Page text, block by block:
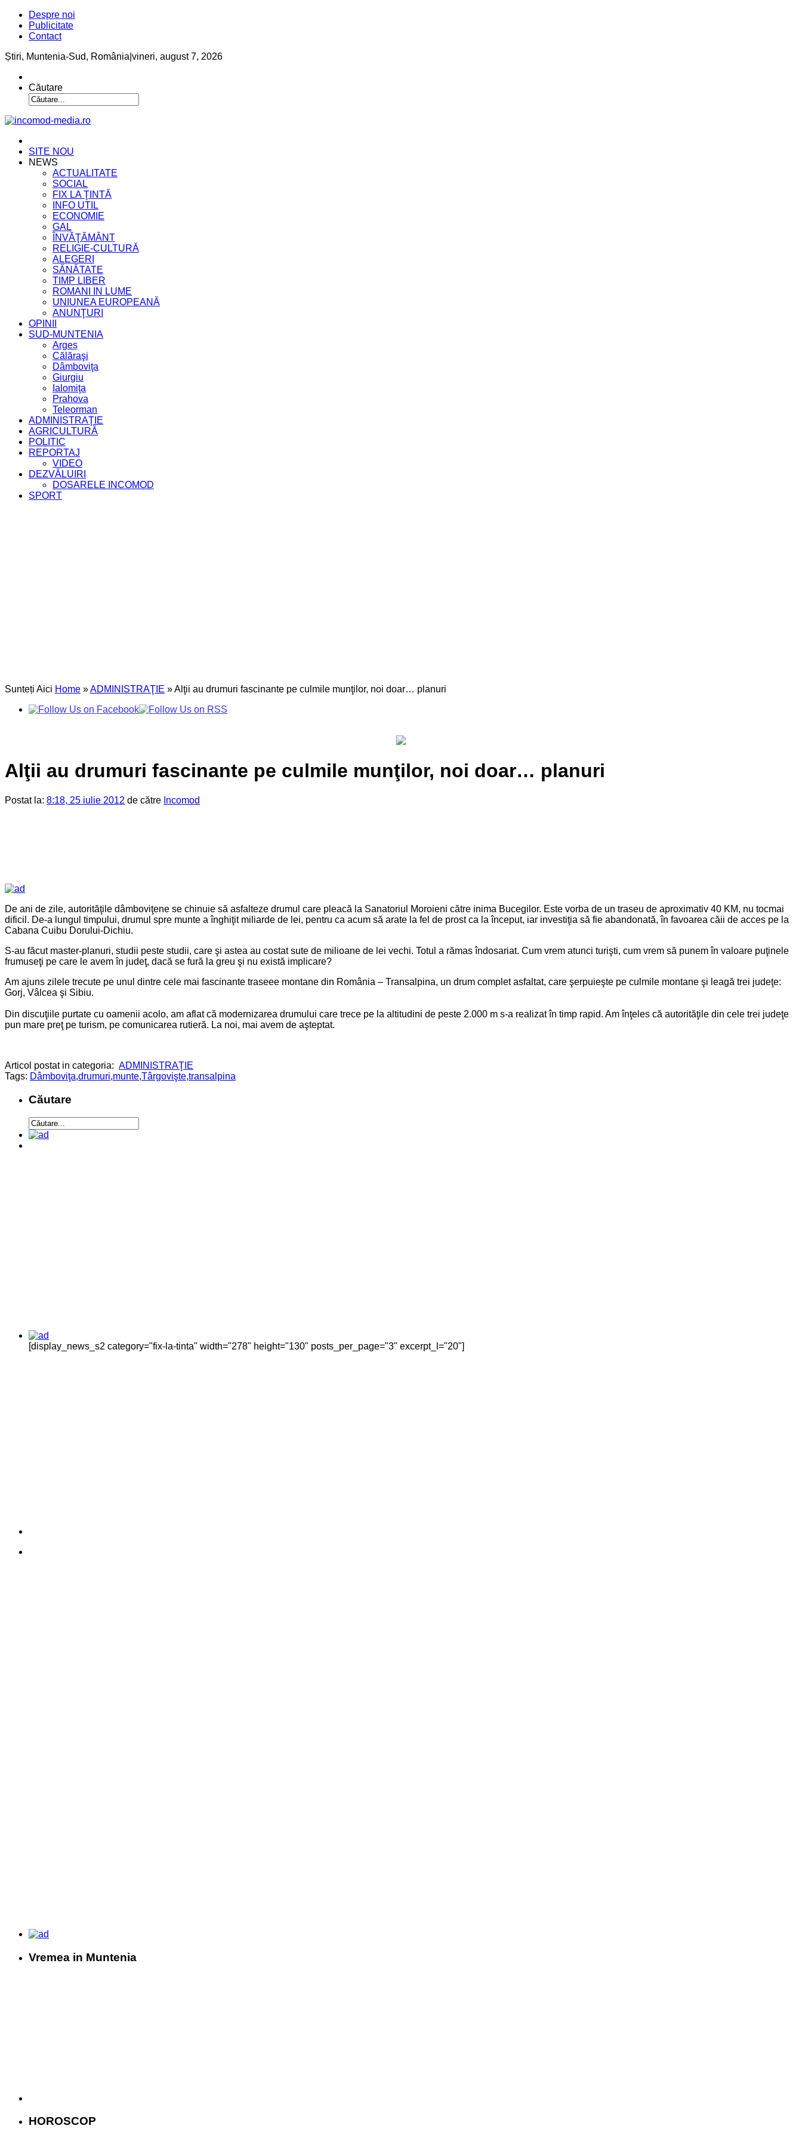
Despre noi
Publicitate
Contact
Știri, Muntenia-Sud, România vineri, august 7, 2026
Căutare
SITE NOU
NEWS
ACTUALITATE
SOCIAL
FIX LA ŢINTĂ
INFO UTIL
ECONOMIE
GAL
ÎNVĂŢĂMÂNT
RELIGIE-CULTURĂ
ALEGERI
SĂNĂTATE
TIMP LIBER
ROMANI IN LUME
UNIUNEA EUROPEANĂ
ANUNŢURI
OPINII
SUD-MUNTENIA
Argeș
Călăraşi
Dâmboviţa
Giurgiu
Ialomiţa
Prahova
Teleorman
ADMINISTRAŢIE
AGRICULTURĂ
POLITIC
REPORTAJ
VIDEO
DEZVĂLUIRI
DOSARELE INCOMOD
SPORT
Sunteți Aici Home »ADMINISTRAŢIE »Alţii au drumuri fascinante pe culmile munţilor, noi doar… planuri
Alţii au drumuri fascinante pe culmile munţilor, noi doar… planuri
Postat la: 8:18, 25 iulie 2012 de către Incomod
De ani de zile, autorităţile dâmboviţene se chinuie să asfalteze drumul care pleacă la Sanatoriul Moroieni către inima Bucegilor. Este vorba de un traseu de aproximativ 40 KM, nu tocmai
dificil. De-a lungul timpului, drumul spre munte a înghiţit miliarde de lei, pentru ca acum să arate la fel de prost ca la început, iar investiţia să fie abandonată, în favoarea căii de acces pe la
Cabana Cuibu Dorului-Dichiu.
S-au făcut master-planuri, studii peste studii, care şi astea au costat sute de milioane de lei vechi. Totul a rămas îndosariat. Cum vrem atunci turişti, cum vrem să punem în valoare puţinele
frumuseţi pe care le avem în judeţ, dacă se fură la greu şi nu există implicare?
Am ajuns zilele trecute pe unul dintre cele mai fascinante traseee montane din România – Transalpina, un drum complet asfaltat, care şerpuieşte pe culmile montane şi leagă trei judeţe:
Gorj, Vâlcea şi Sibiu.
Din discuţiile purtate cu oamenii acolo, am aflat că modernizarea drumului care trece pe la altitudini de peste 2.000 m s-a realizat în timp rapid. Am înţeles că autorităţile din cele trei judeţe
pun mare preţ pe turism, pe comunicarea rutieră. La noi, mai avem de aşteptat.
Articol postat in categoria: ADMINISTRAŢIE
Tags: Dâmboviţa,drumuri,munte,Târgovişte,transalpina
Căutare
[display_news_s2 category="fix-la-tinta" width="278" height="130" posts_per_page="3" excerpt_l="20"]
Vremea in Muntenia
HOROSCOP